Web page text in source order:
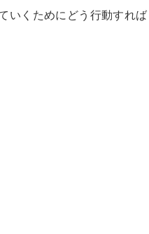
くためにどう行動すれ